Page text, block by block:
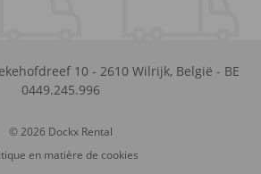
10 - 2610 Wilrijk, België - BE
0449.245.996
© 2026 Dockx Rental
en matière de cookies